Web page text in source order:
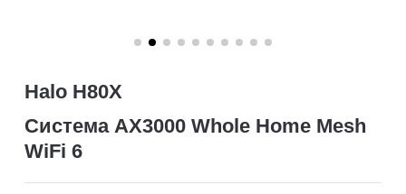
Halo H80X
Система AX3000 Whole Home Mesh
WiFi 6